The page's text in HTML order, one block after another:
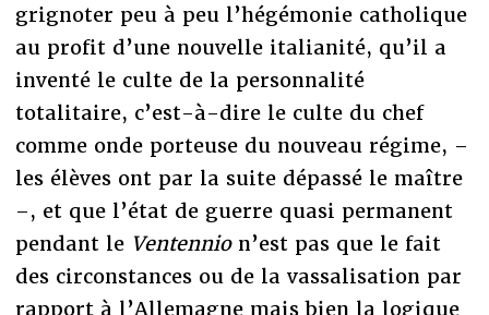
grignoter peu à peu l’hégémonie catholique
au profit d’une nouvelle italianité, qu’il a
inventé le culte de la personnalité
totalitaire, c’est-à-dire le culte du chef
comme onde porteuse du nouveau régime, –
les élèves ont par la suite dépassé le maître
–, et que l’état de guerre quasi permanent
pendant le Ventennion’est pas que le fait
des circonstances ou de la vassalisation par
rapport à l’Allemagne mais bien la logique